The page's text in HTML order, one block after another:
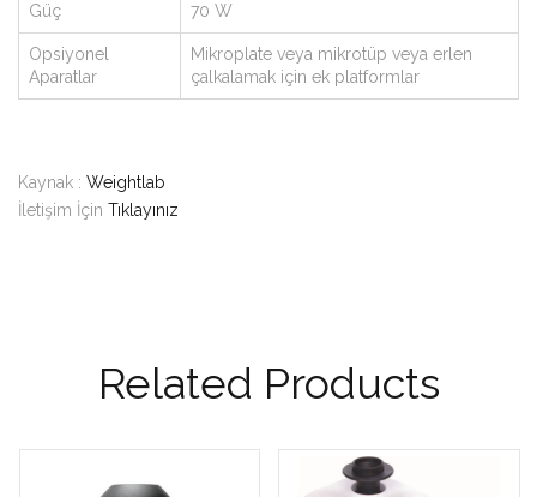
Güç 70 W
Opsiyonel
Aparatlar
Mikroplate veya mikrotüp veya erlen
çalkalamak için ek platformlar
Kaynak : Weightlab
İletişim İçin Tıklayınız
Related Products